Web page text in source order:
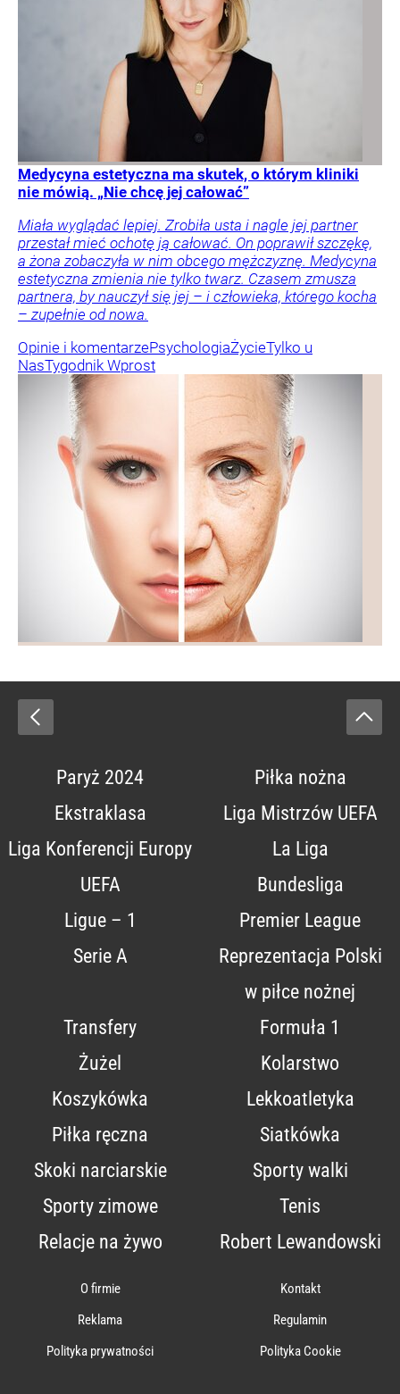
Medycyna estetyczna ma skutek, o którym kliniki
nie mówią. „Nie chcę jej całować”
Miała wyglądać lepiej. Zrobiła usta i nagle jej partner
przestał mieć ochotę ją całować. On poprawił szczękę,
a żona zobaczyła w nim obcego mężczyznę. Medycyna
estetyczna zmienia nie tylko twarz. Czasem zmusza
partnera, by nauczył się jej – i człowieka, którego kocha
– zupełnie od nowa.
Opinie i komentarzePsychologiaŻycieTylko u
NasTygodnik Wprost
Paryż 2024
Piłka nożna
Ekstraklasa
Liga Mistrzów UEFA
Liga Konferencji Europy
UEFA
La Liga
Bundesliga
Ligue – 1
Premier League
Serie A
Reprezentacja Polski
w piłce nożnej
Transfery
Formuła 1
Żużel
Kolarstwo
Koszykówka
Lekkoatletyka
Piłka ręczna
Siatkówka
Skoki narciarskie
Sporty walki
Sporty zimowe
Tenis
Relacje na żywo
Robert Lewandowski
O firmie
Kontakt
Reklama
Regulamin
Polityka prywatności
Polityka Cookie